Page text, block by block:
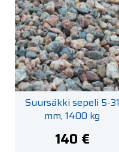
Suursäkki sepeli 5-31
mm, 1400 kg
140 €